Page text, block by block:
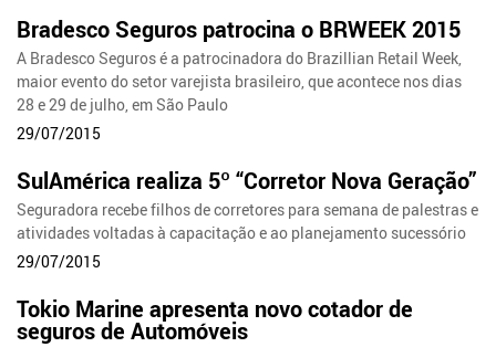
Bradesco Seguros patrocina o BRWEEK 2015
A Bradesco Seguros é a patrocinadora do Brazillian Retail Week,
maior evento do setor varejista brasileiro, que acontece nos dias
28 e 29 de julho, em São Paulo
29/07/2015
SulAmérica realiza 5º “Corretor Nova Geração”
Seguradora recebe filhos de corretores para semana de palestras e
atividades voltadas à capacitação e ao planejamento sucessório
29/07/2015
Tokio Marine apresenta novo cotador de
seguros de Automóveis